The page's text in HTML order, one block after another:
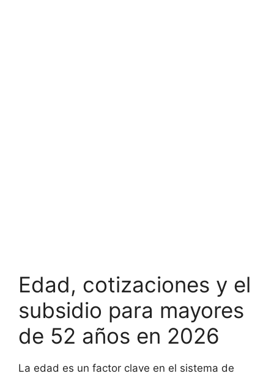
Edad, cotizaciones y el
subsidio para mayores
de 52 años en 2026
La edad es un factor clave en el sistema de